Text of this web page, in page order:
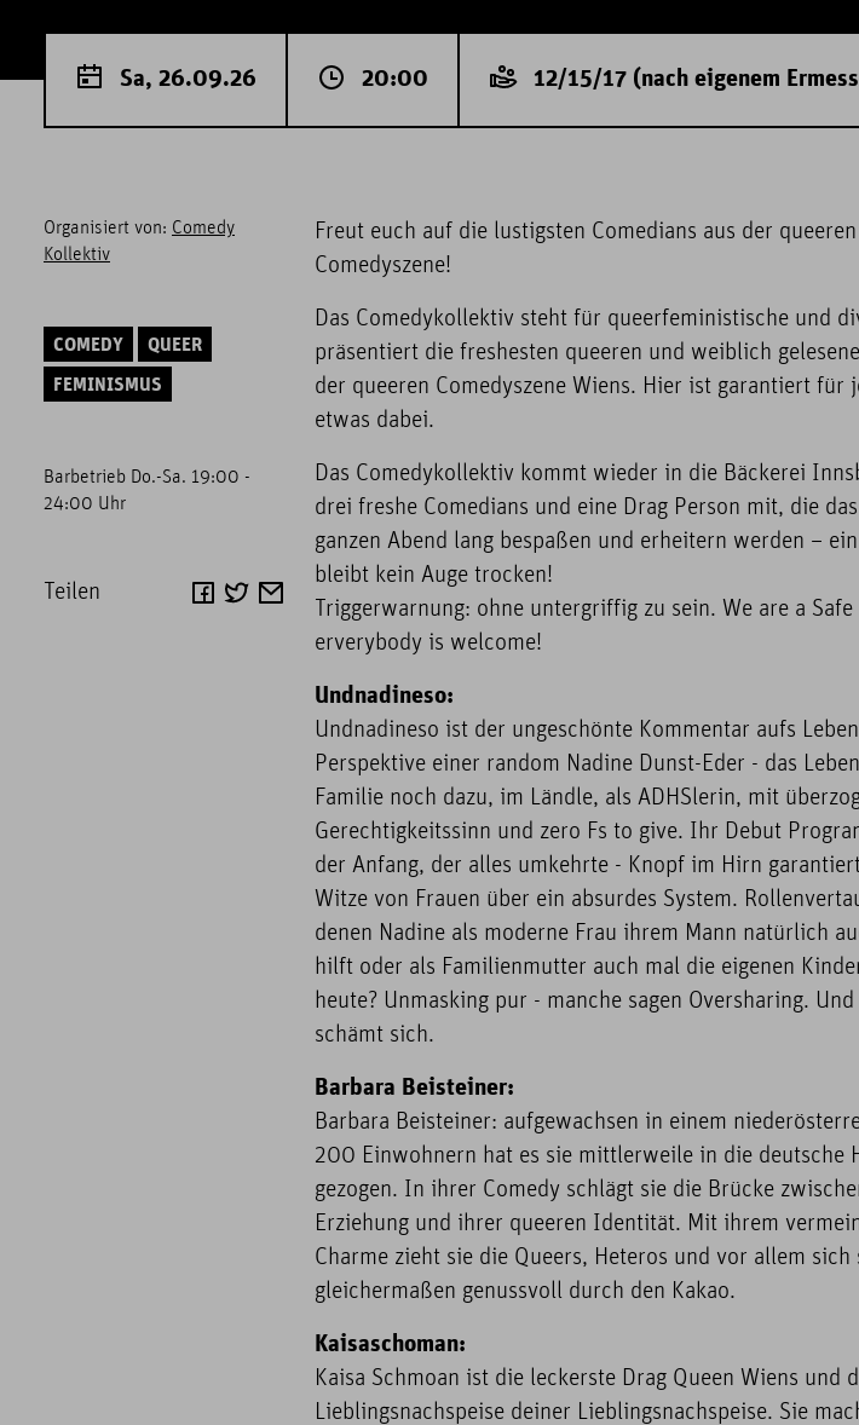
Sa, 26.09.26 20:00 12/15/17 (nach eigenem
Organisiert von: Comedy
Kollektiv
COMEDY
QUEER
FEMINISMUS
Barbetrieb Do.-Sa. 19:00 -
24:00 Uhr
Teilen
Freut euch auf die lustigsten Comedians aus der
Comedyszene!
Das Comedykollektiv steht für queerfeministische und
präsentiert die freshesten queeren und weiblich
der queeren Comedyszene Wiens. Hier ist garantiert für
etwas dabei.
Das Comedykollektiv kommt wieder in die Bäckerei
drei freshe Comedians und eine Drag Person mit, die
ganzen Abend lang bespaßen und erheitern werden –
bleibt kein Auge trocken!
Triggerwarnung: ohne untergriffig zu sein. We are a Safe
erverybody is welcome!
Undnadineso:
Undnadineso ist der ungeschönte Kommentar aufs
Perspektive einer random Nadine Dunst-Eder - das
Familie noch dazu, im Ländle, als ADHSlerin, mit
Gerechtigkeitssinn und zero Fs to give. Ihr Debut
der Anfang, der alles umkehrte - Knopf im Hirn
Witze von Frauen über ein absurdes System.
denen Nadine als moderne Frau ihrem Mann natürlich
hilft oder als Familienmutter auch mal die eigenen
heute? Unmasking pur - manche sagen Oversharing.
schämt sich.
Barbara Beisteiner:
Barbara Beisteiner: aufgewachsen in einem
200 Einwohnern hat es sie mittlerweile in die deutsche
gezogen. In ihrer Comedy schlägt sie die Brücke
Erziehung und ihrer queeren Identität. Mit ihrem
Charme zieht sie die Queers, Heteros und vor allem sich
gleichermaßen genussvoll durch den Kakao.
Kaisaschoman:
Kaisa Schmoan ist die leckerste Drag Queen Wiens und
Lieblingsnachspeise deiner Lieblingsnachspeise. Sie